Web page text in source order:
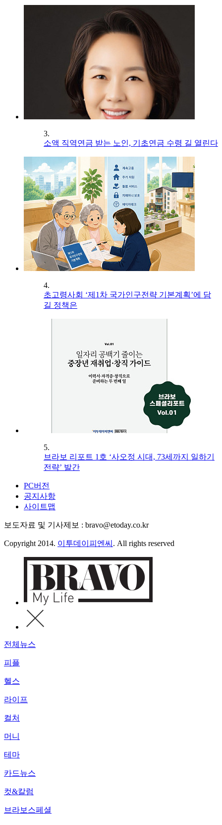
3.
소액 직역연금 받는 노인, 기초연금 수령 길 열린다
4.
초고령사회 ‘제1차 국가인구전략 기본계획’에 담
길 정책은
5.
브라보 리포트 1호 ‘사오정 시대, 73세까지 일하기
전략’ 발간
PC버전
공지사항
사이트맵
보도자료 및 기사제보 : bravo@etoday.co.kr
Copyright 2014. 이투데이피엔씨 . All rights reserved
전체뉴스
피플
헬스
라이프
컬처
머니
테마
카드뉴스
컷&칼럼
브라보스페셜